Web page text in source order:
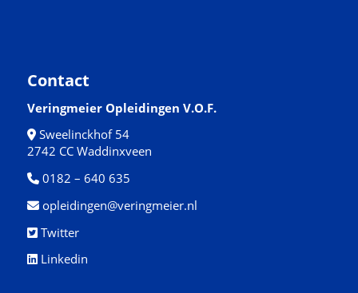
Contact
Veringmeier Opleidingen V.O.F.
Sweelinckhof 54
2742 CC Waddinxveen
0182 – 640 635
opleidingen@veringmeier.nl
Twitter
Linkedin